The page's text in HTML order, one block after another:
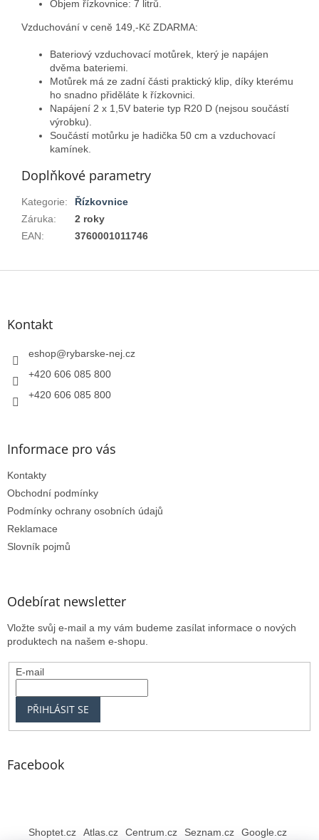
Objem řízkovnice: 7 litrů.
Vzduchování v ceně 149,-Kč ZDARMA:
Bateriový vzduchovací motůrek, který je napájen
dvěma bateriemi.
Motůrek má ze zadní části praktický klip, díky kterému
ho snadno přiděláte k řízkovnici.
Napájení 2 x 1,5V baterie typ R20 D (nejsou součástí
výrobku).
Součástí motůrku je hadička 50 cm a vzduchovací
kamínek.
Doplňkové parametry
Kategorie:
Řízkovnice
Záruka:
2 roky
EAN: 3760001011746
Z
Kontakt
eshop@rybarske-nej.cz
+420 606 085 800
+420 606 085 800
Informace pro vás
Kontakty
Obchodní podmínky
Podmínky ochrany osobních údajů
Reklamace
Slovník pojmů
Odebírat newsletter
Vložte svůj e-mail a my vám budeme zasílat informace o nových
produktech na našem e-shopu.
E-mail
PŘIHLÁSIT SE
Facebook
Shoptet.cz Atlas.cz Centrum.cz Seznam.cz
Google.cz